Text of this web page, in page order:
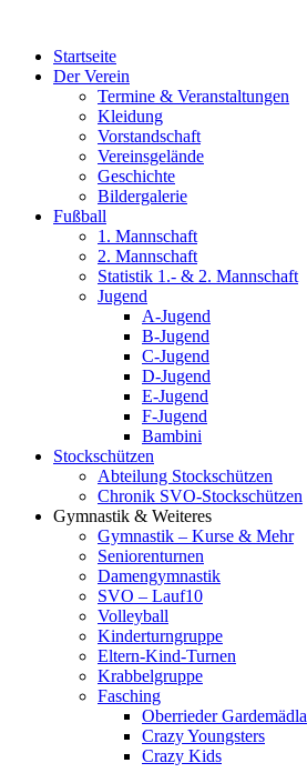
wechselnStartseite
Der Verein
Termine & Veranstaltungen
Kleidung
Vorstandschaft
Vereinsgelände
Geschichte
Bildergalerie
Fußball
1. Mannschaft
2. Mannschaft
Statistik 1.- & 2. Mannschaft
Jugend
A-Jugend
B-Jugend
C-Jugend
D-Jugend
E-Jugend
F-Jugend
Bambini
Stockschützen
Abteilung Stockschützen
Chronik SVO-Stockschützen
Gymnastik & Weiteres
Gymnastik – Kurse & Mehr
Seniorenturnen
Damengymnastik
SVO – Lauf10
Volleyball
Kinderturngruppe
Eltern-Kind-Turnen
Krabbelgruppe
Fasching
Oberrieder Gardemädla
Crazy Youngsters
Crazy Kids